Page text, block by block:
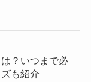
？いつまで必
も紹介